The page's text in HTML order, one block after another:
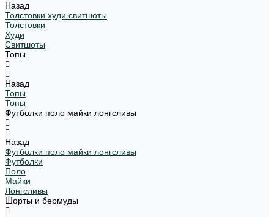
Назад
Толстовки худи свитшоты
Толстовки
Худи
Свитшоты
Топы
Назад
Топы
Топы
Футболки поло майки лонгсливы
Назад
Футболки поло майки лонгсливы
Футболки
Поло
Майки
Лонгсливы
Шорты и бермуды